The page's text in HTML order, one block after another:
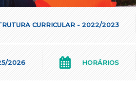
CURRICULAR - 2022/2023
HORÁRIOS
2026